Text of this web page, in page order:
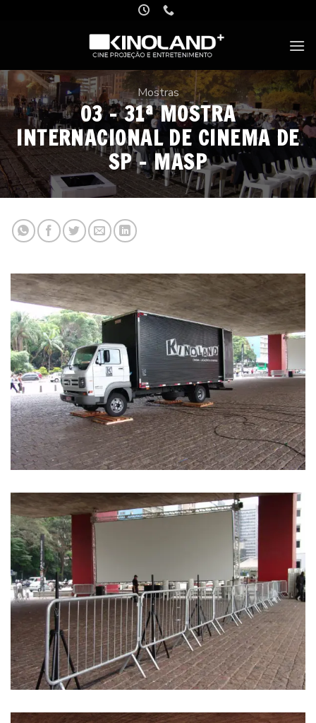
Mostras
03 – 31ª MOSTRA
INTERNACIONAL DE CINEMA DE
SP – MASP